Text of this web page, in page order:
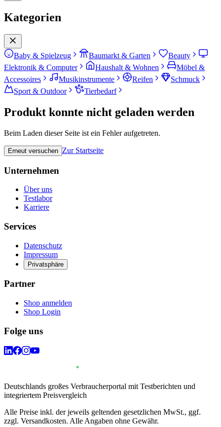
Kategorien
Baby & Spielzeug Baumarkt & Garten
Beauty
Elektronik & Computer
Haushalt & Wohnen
Möbel &
Accessoires
Musikinstrumente Reifen
Schmuck
Sport & Outdoor
Tierbedarf
Produkt konnte nicht geladen werden
Beim Laden dieser Seite ist ein Fehler aufgetreten.
Erneut versuchen Zur Startseite
Unternehmen
Über uns
Testlabor
Karriere
Services
Datenschutz
Impressum
Privatsphäre
Partner
Shop anmelden
Shop Login
Folge uns
Deutschlands großes Verbraucherportal mit Testberichten und
integriertem Preisvergleich
Alle Preise inkl. der jeweils geltenden gesetzlichen MwSt., ggf.
zzgl. Versandkosten. Alle Angaben ohne Gewähr.